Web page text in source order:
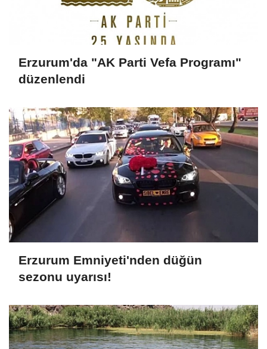
Erzurum'da "AK Parti Vefa Programı"
düzenlendi
Erzurum Emniyeti'nden düğün
sezonu uyarısı!